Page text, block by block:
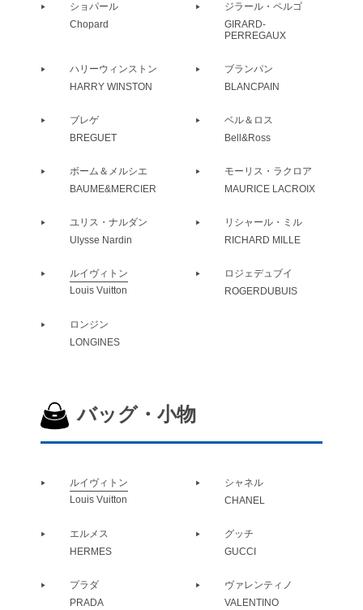
ショパール
Chopard
ジラール・ペルゴ
GIRARD-
PERREGAUX
ハリーウィンストン
HARRY WINSTON
ブランパン
BLANCPAIN
ブレゲ
BREGUET
ベル＆ロス
Bell&Ross
ボーム＆メルシエ
BAUME&MERCIER
モーリス・ラクロア
MAURICE LACROIX
ユリス・ナルダン
Ulysse Nardin
リシャール・ミル
RICHARD MILLE
ルイヴィトン
Louis Vuitton
ロジェデュブイ
ROGERDUBUIS
ロンジン
LONGINES
バッグ・小物
ルイヴィトン
Louis Vuitton
シャネル
CHANEL
エルメス
HERMES
グッチ
GUCCI
プラダ
PRADA
ヴァレンティノ
VALENTINO